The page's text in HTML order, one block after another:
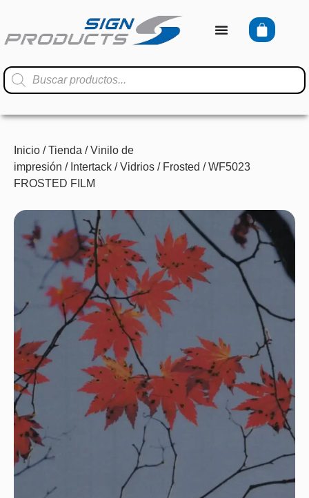
Inicio /Tienda /Vinilo de
impresión / Intertack /Vidrios / Frosted / WF5023
FROSTED FILM